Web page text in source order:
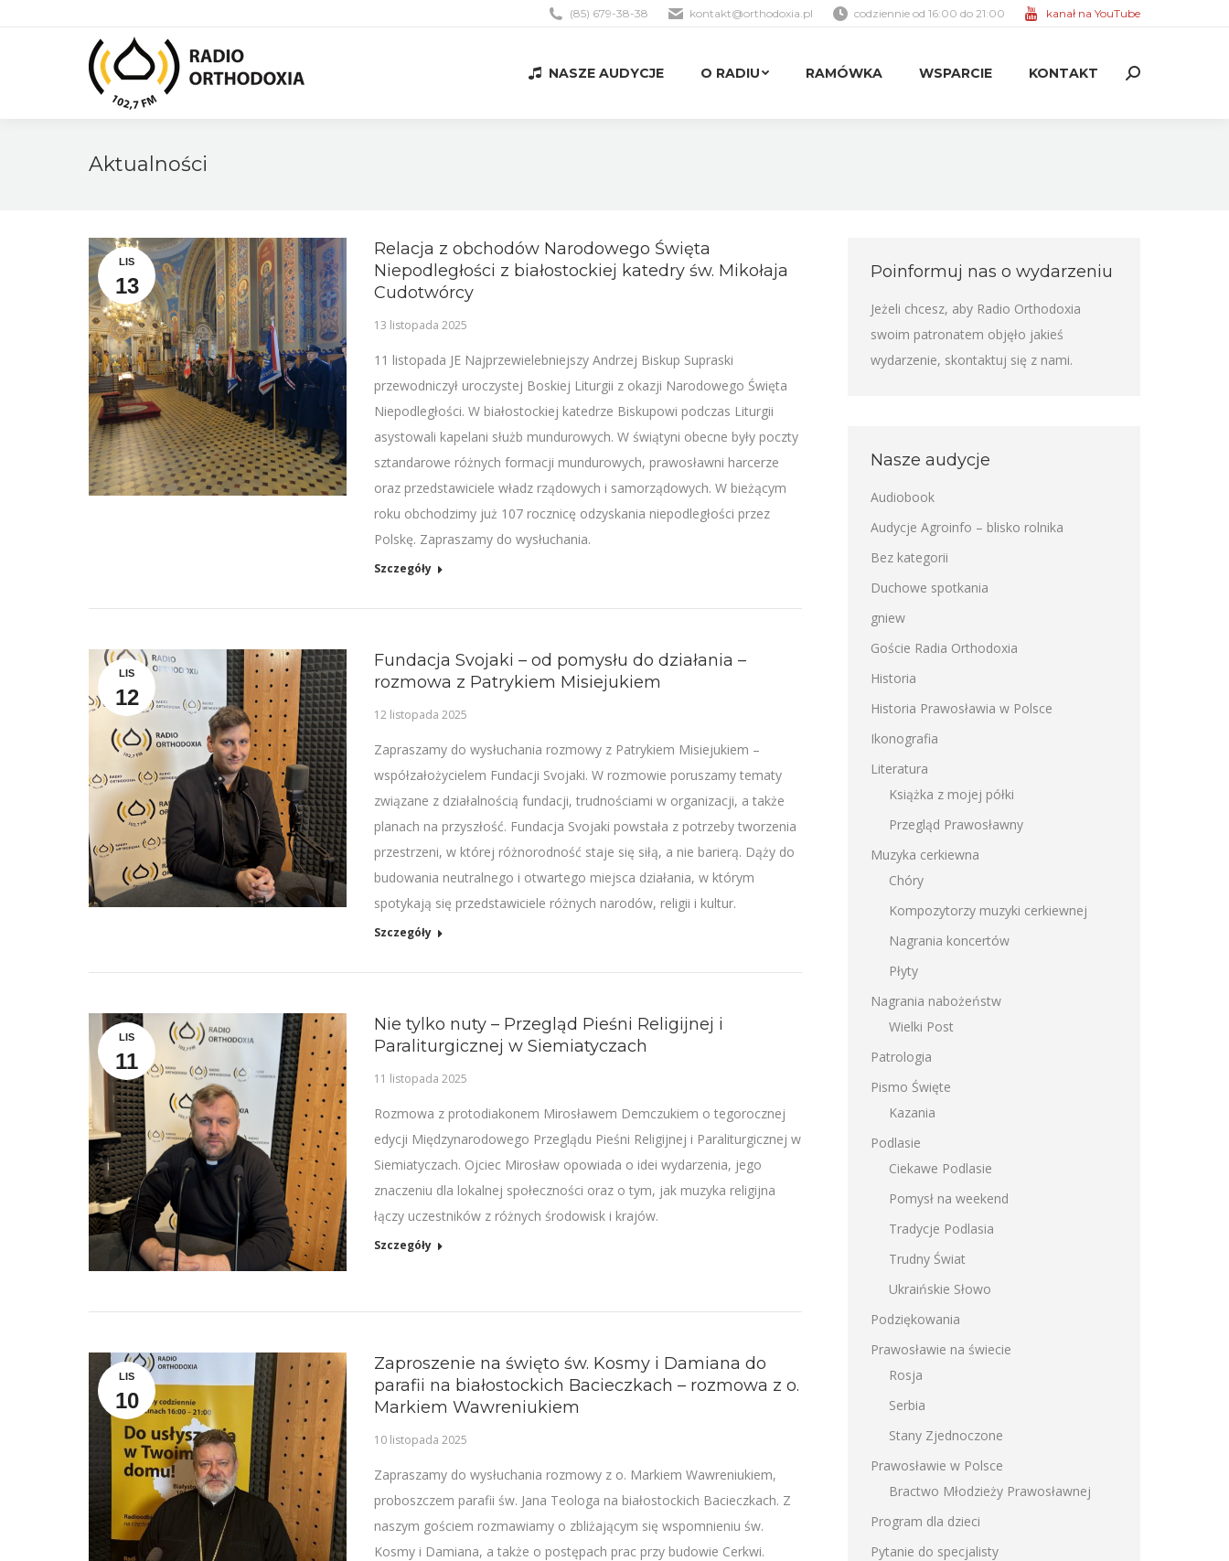
(85) 679-38-38 kontakt@orthodoxia.pl codziennie od 16:00 do 21:00 kanał na YouTube
NASZE AUDYCJE O RADIU RAMÓWKA WSPARCIE KONTAKT Search:
Aktualności
LIS
13
Relacja z obchodów Narodowego Święta
Niepodległości z białostockiej katedry św. Mikołaja
Cudotwórcy
13 listopada 2025
11 listopada JE Najprzewielebniejszy Andrzej Biskup Supraski
przewodniczył uroczystej Boskiej Liturgii z okazji Narodowego Święta
Niepodległości. W białostockiej katedrze Biskupowi podczas Liturgii
asystowali kapelani służb mundurowych. W świątyni obecne były poczty
sztandarowe różnych formacji mundurowych, prawosławni harcerze
oraz przedstawiciele władz rządowych i samorządowych. W bieżącym
roku obchodzimy już 107 rocznicę odzyskania niepodległości przez
Polskę. Zapraszamy do wysłuchania.
Szczegóły
LIS
12
Fundacja Svojaki – od pomysłu do działania –
rozmowa z Patrykiem Misiejukiem
12 listopada 2025
Zapraszamy do wysłuchania rozmowy z Patrykiem Misiejukiem –
współzałożycielem Fundacji Svojaki. W rozmowie poruszamy tematy
związane z działalnością fundacji, trudnościami w organizacji, a także
planach na przyszłość. Fundacja Svojaki powstała z potrzeby tworzenia
przestrzeni, w której różnorodność staje się siłą, a nie barierą. Dąży do
budowania neutralnego i otwartego miejsca działania, w którym
spotykają się przedstawiciele różnych narodów, religii i kultur.
Szczegóły
LIS
11
Nie tylko nuty – Przegląd Pieśni Religijnej i
Paraliturgicznej w Siemiatyczach
11 listopada 2025
Rozmowa z protodiakonem Mirosławem Demczukiem o tegorocznej
edycji Międzynarodowego Przeglądu Pieśni Religijnej i Paraliturgicznej w
Siemiatyczach. Ojciec Mirosław opowiada o idei wydarzenia, jego
znaczeniu dla lokalnej społeczności oraz o tym, jak muzyka religijna
łączy uczestników z różnych środowisk i krajów.
Szczegóły
LIS
10
Zaproszenie na święto św. Kosmy i Damiana do
parafii na białostockich Bacieczkach – rozmowa z o.
Markiem Wawreniukiem
10 listopada 2025
Zapraszamy do wysłuchania rozmowy z o. Markiem Wawreniukiem,
proboszczem parafii św. Jana Teologa na białostockich Bacieczkach. Z
naszym gościem rozmawiamy o zbliżającym się wspomnieniu św.
Kosmy i Damiana, a także o postępach prac przy budowie Cerkwi.
Poinformuj nas o wydarzeniu
Jeżeli chcesz, aby Radio Orthodoxia
swoim patronatem objęło jakieś
wydarzenie, skontaktuj się z nami.
Nasze audycje
Audiobook
Audycje Agroinfo – blisko rolnika
Bez kategorii
Duchowe spotkania
gniew
Goście Radia Orthodoxia
Historia
Historia Prawosławia w Polsce
Ikonografia
Literatura
Książka z mojej półki
Przegląd Prawosławny
Muzyka cerkiewna
Chóry
Kompozytorzy muzyki cerkiewnej
Nagrania koncertów
Płyty
Nagrania nabożeństw
Wielki Post
Patrologia
Pismo Święte
Kazania
Podlasie
Ciekawe Podlasie
Pomysł na weekend
Tradycje Podlasia
Trudny Świat
Ukraińskie Słowo
Podziękowania
Prawosławie na świecie
Rosja
Serbia
Stany Zjednoczone
Prawosławie w Polsce
Bractwo Młodzieży Prawosławnej
Program dla dzieci
Pytanie do specjalisty